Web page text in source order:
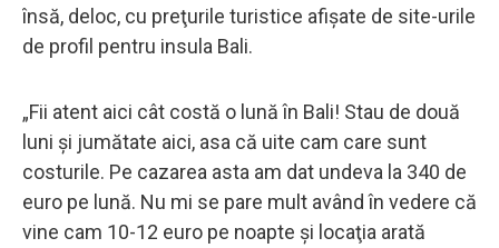
însă, deloc, cu preţurile turistice afişate de site-urile
de profil pentru insula Bali.
„Fii atent aici cât costă o lună în Bali! Stau de două
luni şi jumătate aici, asa că uite cam care sunt
costurile. Pe cazarea asta am dat undeva la 340 de
euro pe lună. Nu mi se pare mult având în vedere că
vine cam 10-12 euro pe noapte şi locaţia arată